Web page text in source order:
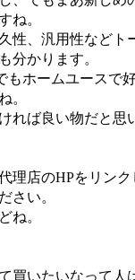
ね。
性、汎用性などト
分かります。
もホームユースで
。
れば良い物だと思
理店のHPをリン
さい。
ね。
買いたいなって人